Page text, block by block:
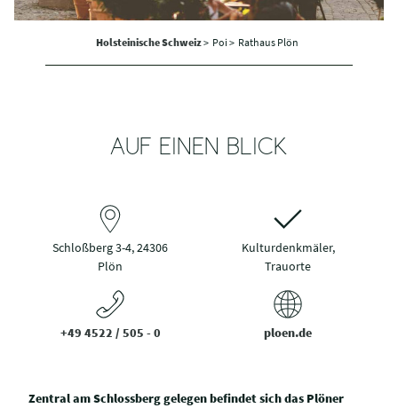
Holsteinische Schweiz> Poi > Rathaus Plön
AUF EINEN BLICK
Schloßberg 3-4, 24306
Plön
Kulturdenkmäler,
Trauorte
+49 4522 / 505 - 0 ploen.de
Zentral am Schlossberg gelegen befindet sich das Plöner